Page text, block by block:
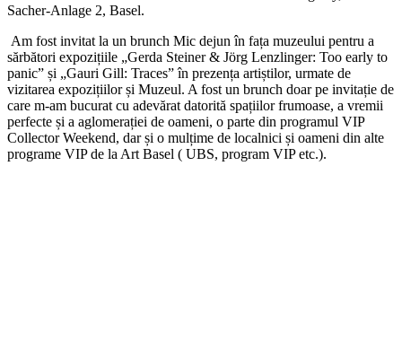
Sacher-Anlage 2, Basel.
Am fost invitat la un brunch Mic dejun în fața muzeului pentru a
sărbători expozițiile „Gerda Steiner & Jörg Lenzlinger: Too early to
panic” și „Gauri Gill: Traces” în prezența artiștilor, urmate de
vizitarea expozițiilor și Muzeul. A fost un brunch doar pe invitație de
care m-am bucurat cu adevărat datorită spațiilor frumoase, a vremii
perfecte și a aglomerației de oameni, o parte din programul VIP
Collector Weekend, dar și o mulțime de localnici și oameni din alte
programe VIP de la Art Basel ( UBS, program VIP etc.).